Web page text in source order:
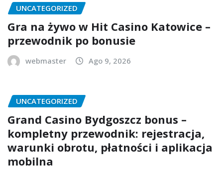
UNCATEGORIZED
Gra na żywo w Hit Casino Katowice –
przewodnik po bonusie
webmaster Ago 9, 2026
UNCATEGORIZED
Grand Casino Bydgoszcz bonus –
kompletny przewodnik: rejestracja,
warunki obrotu, płatności i aplikacja
mobilna